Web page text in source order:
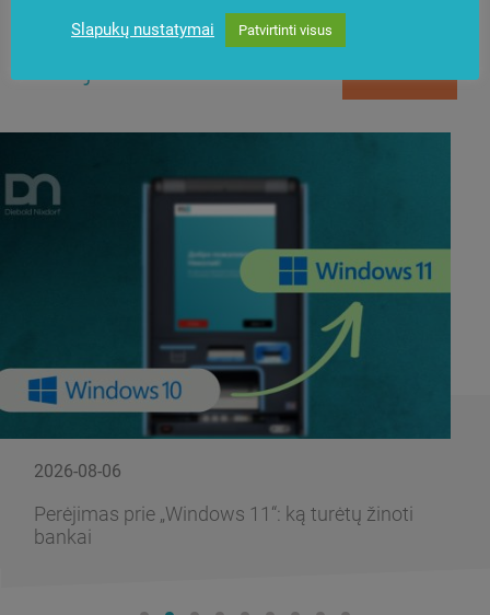
2026-08-06
Perėjimas prie „Windows 11“: ką turėtų žinoti
bankai
Slapukų nustatymai Patvirtinti visus